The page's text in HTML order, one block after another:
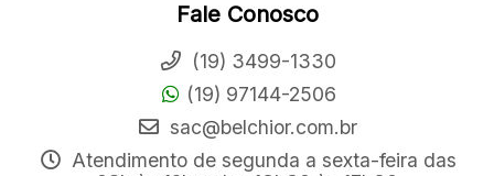
Fale Conosco
(19) 3499-1330
(19) 97144-2506
sac@belchior.com.br
Atendimento de segunda a sexta-feira das